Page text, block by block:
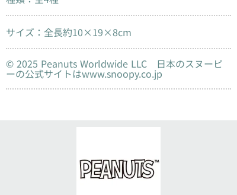
サイズ：全長約10×19×8cm
© 2025 Peanuts Worldwide LLC 日本のスヌーピ
ーの公式サイトはwww.snoopy.co.jp